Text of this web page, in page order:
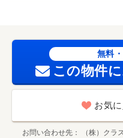
で９０８ｍ／ローソン金
１ｍ／スギ薬局 昭和町
数:8戸
無料
この物件
お気
お問い合わせ先 （株）クラ